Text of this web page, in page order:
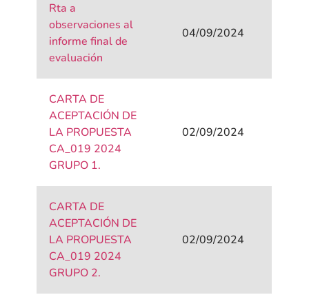
Rta a
observaciones al
informe final de
evaluación
04/09/2024
CARTA DE
ACEPTACIÓN DE
LA PROPUESTA
CA_019 2024
GRUPO 1.
02/09/2024
CARTA DE
ACEPTACIÓN DE
LA PROPUESTA
CA_019 2024
GRUPO 2.
02/09/2024